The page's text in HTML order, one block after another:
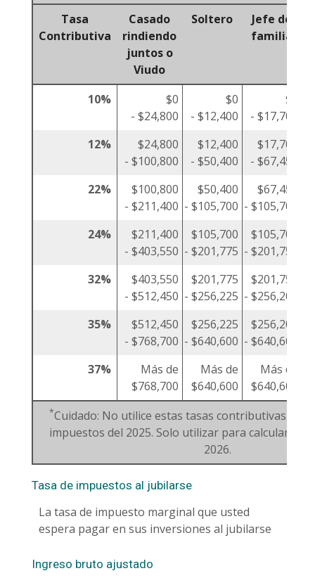
Tasa
Contributiva
Casado
rindiendo
juntos o
Viudo
Soltero
Jefe de
familia
10%
$0
- $24,800
$0
- $12,400
$0
- $17,700
12%
$24,800
- $100,800
$12,400
- $50,400
$17,700
- $67,450
22%
$100,800
- $211,400
$50,400
- $105,700
$67,450
- $105,700
24%
$211,400
- $403,550
$105,700
- $201,775
$105,700
- $201,750
32%
$403,550
- $512,450
$201,775
- $256,225
$201,750
- $256,200
35%
$512,450
- $768,700
$256,225
- $640,600
$256,200
- $640,600
37%
Más de
$768,700
Más de
$640,600
Más de
$640,600
*Cuidado: No utilice estas tasas contributivas
impuestos del 2025. Solo utilizar para calcular
2026.
Tasa de impuestos al jubilarse
La tasa de impuesto marginal que usted
espera pagar en sus inversiones al jubilarse
Ingreso bruto ajustado